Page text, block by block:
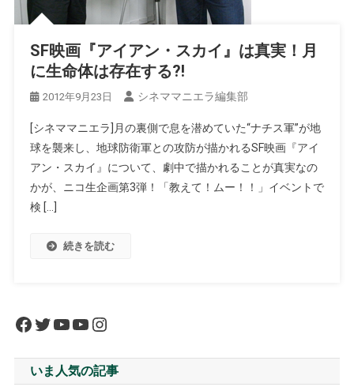
SF映画『アイアン・スカイ』は真実！月
に生命体は存在する?!
2012年9月23日 シネママニエラ編集部
[シネママニエラ]月の裏側で息を潜めていた“ナチス軍”が地
球を襲来し、地球防衛軍との攻防が描かれるSF映画『アイ
アン・スカイ』について、劇中で描かれることが真実なの
かが、ニコ生企画第3弾！「教えて！ムー！！」イベントで
検 […]
続きを読む
Facebook
Twitter
YouTube
YouTube
Instagram
いま人気の記事